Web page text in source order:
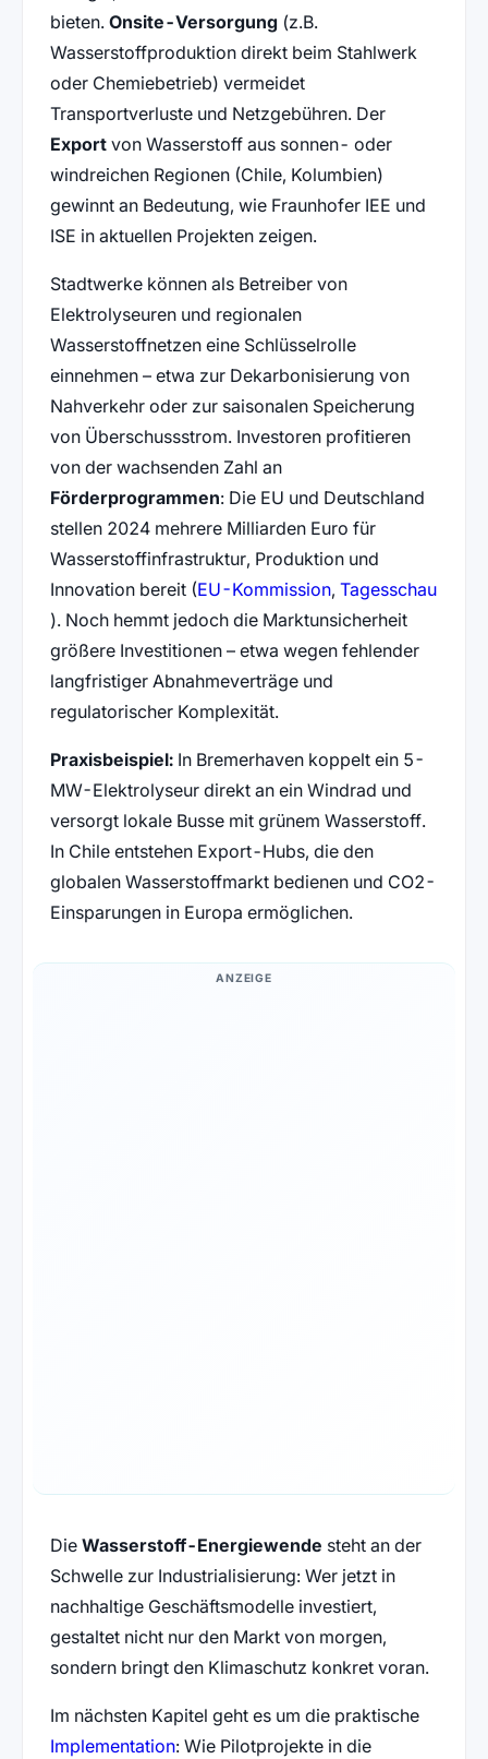
bieten. Onsite-Versorgung(z.B.
Wasserstoffproduktion direkt beim Stahlwerk
oder Chemiebetrieb) vermeidet
Transportverluste und Netzgebühren. Der
Exportvon Wasserstoff aus sonnen- oder
windreichen Regionen (Chile, Kolumbien)
gewinnt an Bedeutung, wie Fraunhofer IEE und
ISE in aktuellen Projekten zeigen.
Stadtwerke können als Betreiber von
Elektrolyseuren und regionalen
Wasserstoffnetzen eine Schlüsselrolle
einnehmen – etwa zur Dekarbonisierung von
Nahverkehr oder zur saisonalen Speicherung
von Überschussstrom. Investoren profitieren
von der wachsenden Zahl an
Förderprogrammen: Die EU und Deutschland
stellen 2024 mehrere Milliarden Euro für
Wasserstoffinfrastruktur, Produktion und
Innovation bereit (EU-Kommission(öffnet in neuem
, Tagesschau
(öffnet in neuem Tab)
). Noch hemmt jedoch die Marktunsicherheit
größere Investitionen – etwa wegen fehlender
langfristiger Abnahmeverträge und
regulatorischer Komplexität.
Praxisbeispiel:In Bremerhaven koppelt ein 5-
MW-Elektrolyseur direkt an ein Windrad und
versorgt lokale Busse mit grünem Wasserstoff.
In Chile entstehen Export-Hubs, die den
globalen Wasserstoffmarkt bedienen und CO2-
Einsparungen in Europa ermöglichen.
ANZEIGE
Die Wasserstoff-Energiewende steht an der
Schwelle zur Industrialisierung: Wer jetzt in
nachhaltige Geschäftsmodelle investiert,
gestaltet nicht nur den Markt von morgen,
sondern bringt den Klimaschutz konkret voran.
Im nächsten Kapitel geht es um die praktische
Implementation: Wie Pilotprojekte in die